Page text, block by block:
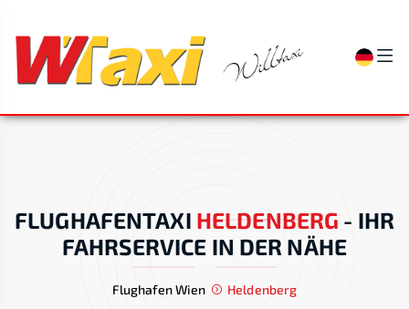
FLUGHAFENTAXI HELDENBERG - IHR
FAHRSERVICE IN DER NÄHE
Flughafen Wien Heldenberg